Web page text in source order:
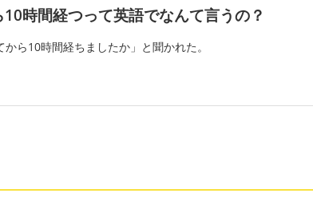
時間経つって英語でなんて言うの？
ら10時間経ちましたか」と聞かれた。